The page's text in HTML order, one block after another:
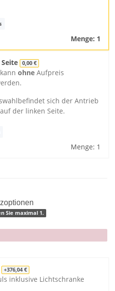
Menge: 1
0,00 €
ohneAufpreis
sich der Antrieb
der linken Seite.
Menge: 1
Sie maximal 1.
+376,04 €
inklusive Lichtschranke